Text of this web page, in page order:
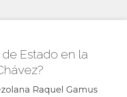
Estado en la
Raquel Gamus